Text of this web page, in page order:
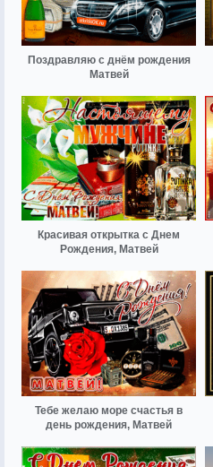
Поздравляю с днём рождения
Матвей
Красивая открытка с Днем
Рождения, Матвей
Тебе желаю море счастья в
день рождения, Матвей